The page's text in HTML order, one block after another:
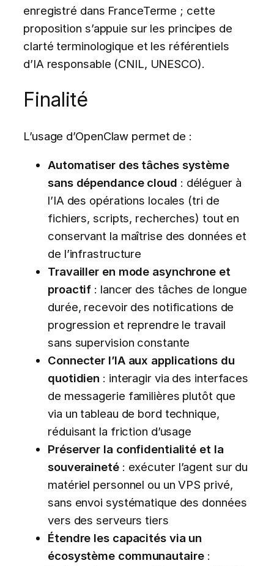
enregistré dans FranceTerme ; cette
proposition s’appuie sur les principes de
clarté terminologique et les référentiels
d’IA responsable (CNIL, UNESCO).
Finalité
L’usage d’OpenClaw permet de :
Automatiser des tâches système
sans dépendance cloud : déléguer à
l’IA des opérations locales (tri de
fichiers, scripts, recherches) tout en
conservant la maîtrise des données et
de l’infrastructure
Travailler en mode asynchrone et
proactif : lancer des tâches de longue
durée, recevoir des notifications de
progression et reprendre le travail
sans supervision constante
Connecter l’IA aux applications du
quotidien : interagir via des interfaces
de messagerie familières plutôt que
via un tableau de bord technique,
réduisant la friction d’usage
Préserver la confidentialité et la
souveraineté: exécuter l’agent sur du
matériel personnel ou un VPS privé,
sans envoi systématique des données
vers des serveurs tiers
Étendre les capacités via un
écosystème communautaire: